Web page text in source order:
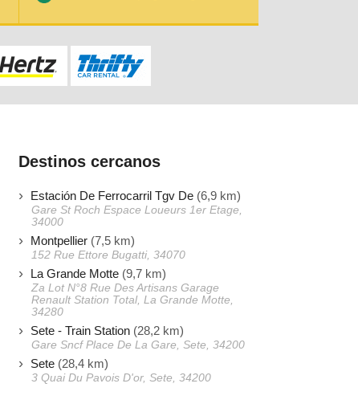
Destinos cercanos
Estación De Ferrocarril Tgv De (6,9 km)
Gare St Roch Espace Loueurs 1er Etage,
34000
Montpellier (7,5 km)
152 Rue Ettore Bugatti, 34070
La Grande Motte (9,7 km)
Za Lot N°8 Rue Des Artisans Garage
Renault Station Total, La Grande Motte,
34280
Sete - Train Station (28,2 km)
Gare Sncf Place De La Gare, Sete, 34200
Sete (28,4 km)
3 Quai Du Pavois D'or, Sete, 34200